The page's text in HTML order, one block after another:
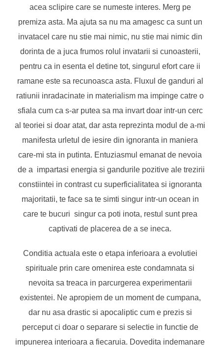
acea sclipire care se numeste interes. Merg pe
premiza asta. Ma ajuta sa nu ma amagesc ca sunt un
invatacel care nu stie mai nimic, nu stie mai nimic din
dorinta de a juca frumos rolul invatarii si cunoasterii,
pentru ca in esenta el detine tot, singurul efort care ii
ramane este sa recunoasca asta. Fluxul de ganduri al
ratiunii inradacinate in materialism ma impinge catre o
sfiala cum ca s-ar putea sa ma invart doar intr-un cerc
al teoriei si doar atat, dar asta reprezinta modul de a-mi
manifesta urletul de iesire din ignoranta in maniera
care-mi sta in putinta. Entuziasmul emanat de nevoia
de a impartasi energia si gandurile pozitive ale trezirii
constiintei in contrast cu superficialitatea si ignoranta
majoritatii, te face sa te simti singur intr-un ocean in
care te bucuri singur ca poti inota, restul sunt prea
captivati de placerea de a se ineca.
Conditia actuala este o etapa inferioara a evolutiei
spirituale prin care omenirea este condamnata si
nevoita sa treaca in parcurgerea experimentarii
existentei. Ne apropiem de un moment de cumpana,
dar nu asa drastic si apocaliptic cum e prezis si
perceput ci doar o separare si selectie in functie de
impunerea interioara a fiecaruia. Dovedita indemanare